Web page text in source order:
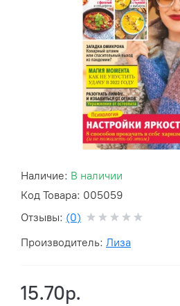
Наличие: В наличии
Код Товара: 005059
Отзывы: (0)
Производитель: Лиза
15.70р.